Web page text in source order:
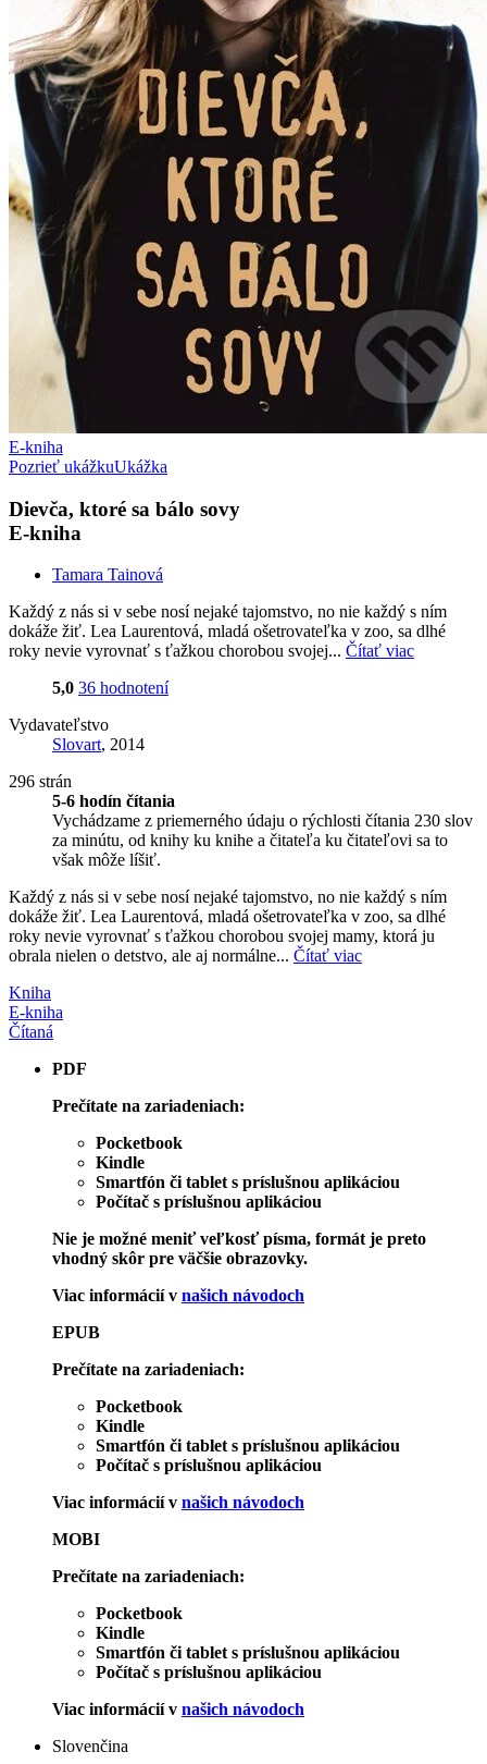
E-kniha
Pozrieť ukážkuUkážka
Dievča, ktoré sa bálo sovy
E-kniha
Tamara Tainová
Každý z nás si v sebe nosí nejaké tajomstvo, no nie každý s ním
dokáže žiť. Lea Laurentová, mladá ošetrovateľka v zoo, sa dlhé
roky nevie vyrovnať s ťažkou chorobou svojej... Čítať viac
5,0 36 hodnotení
Vydavateľstvo
Slovart, 2014
296 strán
5-6 hodín čítania
Vychádzame z priemerného údaju o rýchlosti čítania 230 slov
za minútu, od knihy ku knihe a čitateľa ku čitateľovi sa to
však môže líšiť.
Každý z nás si v sebe nosí nejaké tajomstvo, no nie každý s ním
dokáže žiť. Lea Laurentová, mladá ošetrovateľka v zoo, sa dlhé
roky nevie vyrovnať s ťažkou chorobou svojej mamy, ktorá ju
obrala nielen o detstvo, ale aj normálne... Čítať viac
Kniha
E-kniha
Čítaná
PDF
Prečítate na zariadeniach:
Pocketbook
Kindle
Smartfón či tablet s príslušnou aplikáciou
Počítač s príslušnou aplikáciou
Nie je možné meniť veľkosť písma, formát je preto
vhodný skôr pre väčšie obrazovky.
Viac informácií v našich návodoch
EPUB
Prečítate na zariadeniach:
Pocketbook
Kindle
Smartfón či tablet s príslušnou aplikáciou
Počítač s príslušnou aplikáciou
Viac informácií v našich návodoch
MOBI
Prečítate na zariadeniach:
Pocketbook
Kindle
Smartfón či tablet s príslušnou aplikáciou
Počítač s príslušnou aplikáciou
Viac informácií v našich návodoch
Slovenčina